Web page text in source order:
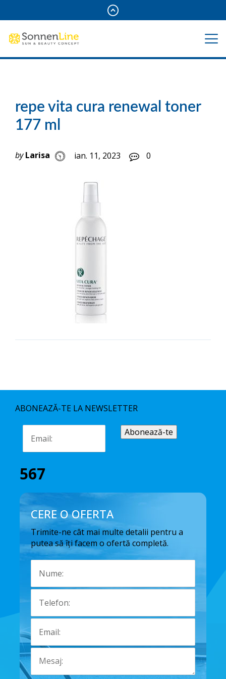
repe vita cura renewal toner
177 ml
by Larisa ian. 11, 2023 0
ABONEAZĂ-TE LA NEWSLETTER
567
CERE O OFERTA
Trimite-ne cât mai multe detalii pentru a
putea să îți facem o ofertă completă.